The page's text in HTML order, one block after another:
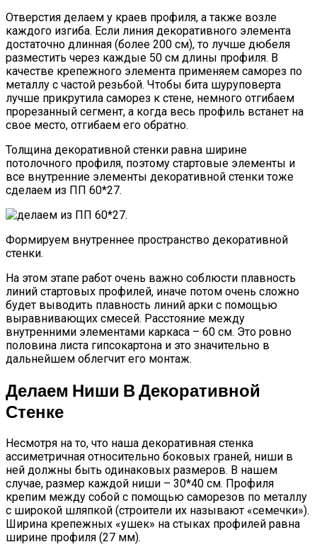
Отверстия делаем у краев профиля, а также возле
каждого изгиба. Если линия декоративного элемента
достаточно длинная (более 200 см), то лучше дюбеля
разместить через каждые 50 см длины профиля. В
качестве крепежного элемента применяем саморез по
металлу с частой резьбой. Чтобы бита шуруповерта
лучше прикрутила саморез к стене, немного отгибаем
прорезанный сегмент, а когда весь профиль встанет на
свое место, отгибаем его обратно.
Толщина декоративной стенки равна ширине
потолочного профиля, поэтому стартовые элементы и
все внутренние элементы декоративной стенки тоже
сделаем из ПП 60*27.
Формируем внутреннее пространство декоративной
стенки.
На этом этапе работ очень важно соблюсти плавность
линий стартовых профилей, иначе потом очень сложно
будет выводить плавность линий арки с помощью
выравнивающих смесей. Расстояние между
внутренними элементами каркаса – 60 см. Это ровно
половина листа гипсокартона и это значительно в
дальнейшем облегчит его монтаж.
Делаем Ниши В Декоративной
Стенке
Несмотря на то, что наша декоративная стенка
ассиметричная относительно боковых граней, ниши в
ней должны быть одинаковых размеров. В нашем
случае, размер каждой ниши – 30*40 см. Профиля
крепим между собой с помощью саморезов по металлу
с широкой шляпкой (строители их называют «семечки»).
Ширина крепежных «ушек» на стыках профилей равна
ширине профиля (27 мм).